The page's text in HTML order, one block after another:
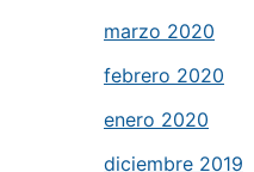
marzo 2020
febrero 2020
enero 2020
diciembre 2019